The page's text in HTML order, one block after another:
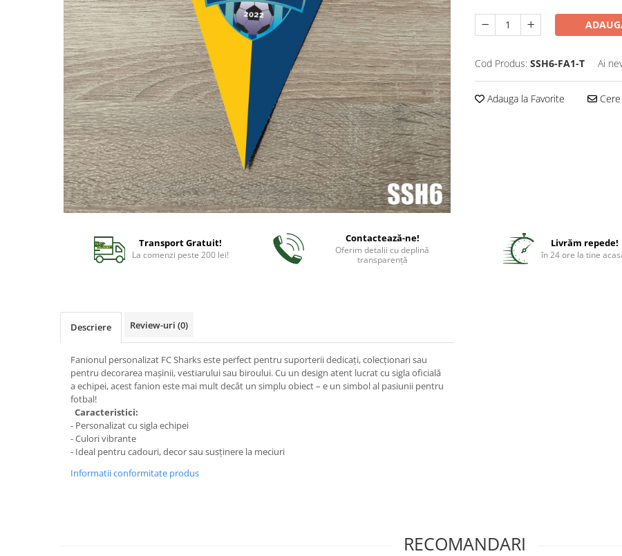
Bidoane si termosuri sportive
Cod Produs: SSH6-FA1-T Ai
Adauga la Favorite
Transport Gratuit!
La comenzi peste 200 lei!
Contactează-ne!
Oferim detalii cu deplină
transparență
Livrăm repede!
în 24 ore la tine
Descriere Review-uri (0)
Fanionul personalizat FC Sharks este perfect pentru suporterii dedicați, colecționari sau
pentru decorarea mașinii, vestiarului sau biroului. Cu un design atent lucrat cu sigla oficială
a echipei, acest fanion este mai mult decât un simplu obiect – e un simbol al pasiunii pentru
fotbal!
Caracteristici:
- Personalizat cu sigla echipei
- Culori vibrante
- Ideal pentru cadouri, decor sau susținere la meciuri
Informatii conformitate produs
RECOMANDARI